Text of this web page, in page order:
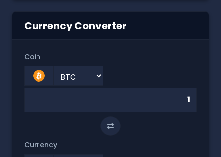
Currency Converter
Coin
⇄
Currency